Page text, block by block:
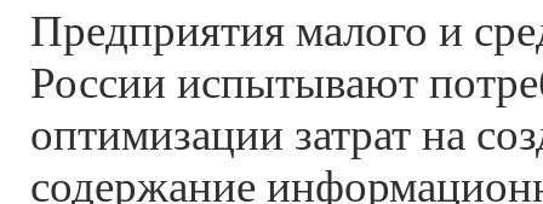
Предприятия малого и
России испытывают
оптимизации затрат на
содержание